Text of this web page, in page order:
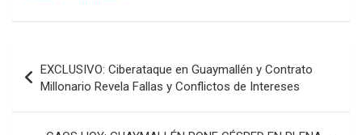
de
entradas
EXCLUSIVO: Ciberataque en Guaymallén y Contrato
Millonario Revela Fallas y Conflictos de Intereses